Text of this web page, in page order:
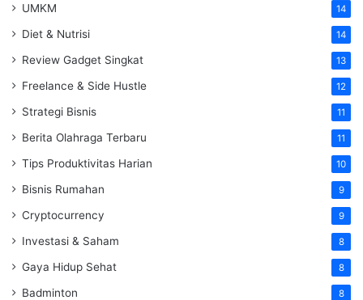
UMKM 14
Diet & Nutrisi 14
Review Gadget Singkat 13
Freelance & Side Hustle 12
Strategi Bisnis 11
Berita Olahraga Terbaru 11
Tips Produktivitas Harian 10
Bisnis Rumahan 9
Cryptocurrency 9
Investasi & Saham 8
Gaya Hidup Sehat 8
Badminton 8